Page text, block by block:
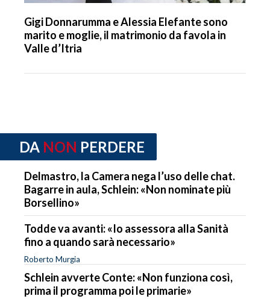
Gigi Donnarumma e Alessia Elefante sono
marito e moglie, il matrimonio da favola in
Valle d’Itria
DA NON PERDERE
Delmastro, la Camera nega l’uso delle chat.
Bagarre in aula, Schlein: «Non nominate più
Borsellino»
Todde va avanti: «Io assessora alla Sanità
fino a quando sarà necessario»
Roberto Murgia
Schlein avverte Conte: «Non funziona così,
prima il programma poi le primarie»